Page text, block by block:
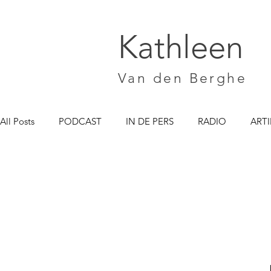
Kathleen
Van den Berghe
All Posts PODCAST IN DE PERS RADIO